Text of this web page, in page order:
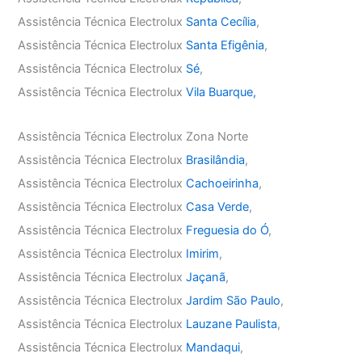
Assistência Técnica Electrolux Santa Cecília,
Assistência Técnica Electrolux Santa Efigênia,
Assistência Técnica Electrolux Sé,
Assistência Técnica ElectroluxVila Buarque,
Assistência Técnica Electrolux Zona Norte
Assistência Técnica Electrolux Brasilândia,
Assistência Técnica ElectroluxCachoeirinha,
Assistência Técnica ElectroluxCasa Verde,
Assistência Técnica Electrolux Freguesia do Ó,
Assistência Técnica Electrolux Imirim,
Assistência Técnica ElectroluxJaçanã,
Assistência Técnica ElectroluxJardim São Paulo,
Assistência Técnica Electrolux Lauzane Paulista,
Assistência Técnica Electrolux Mandaqui,